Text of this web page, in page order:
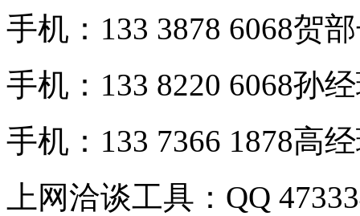
手机：133 3878 6068贺
手机：133 8220 6068孙
手机：133 7366 1878高
上网洽谈工具：QQ